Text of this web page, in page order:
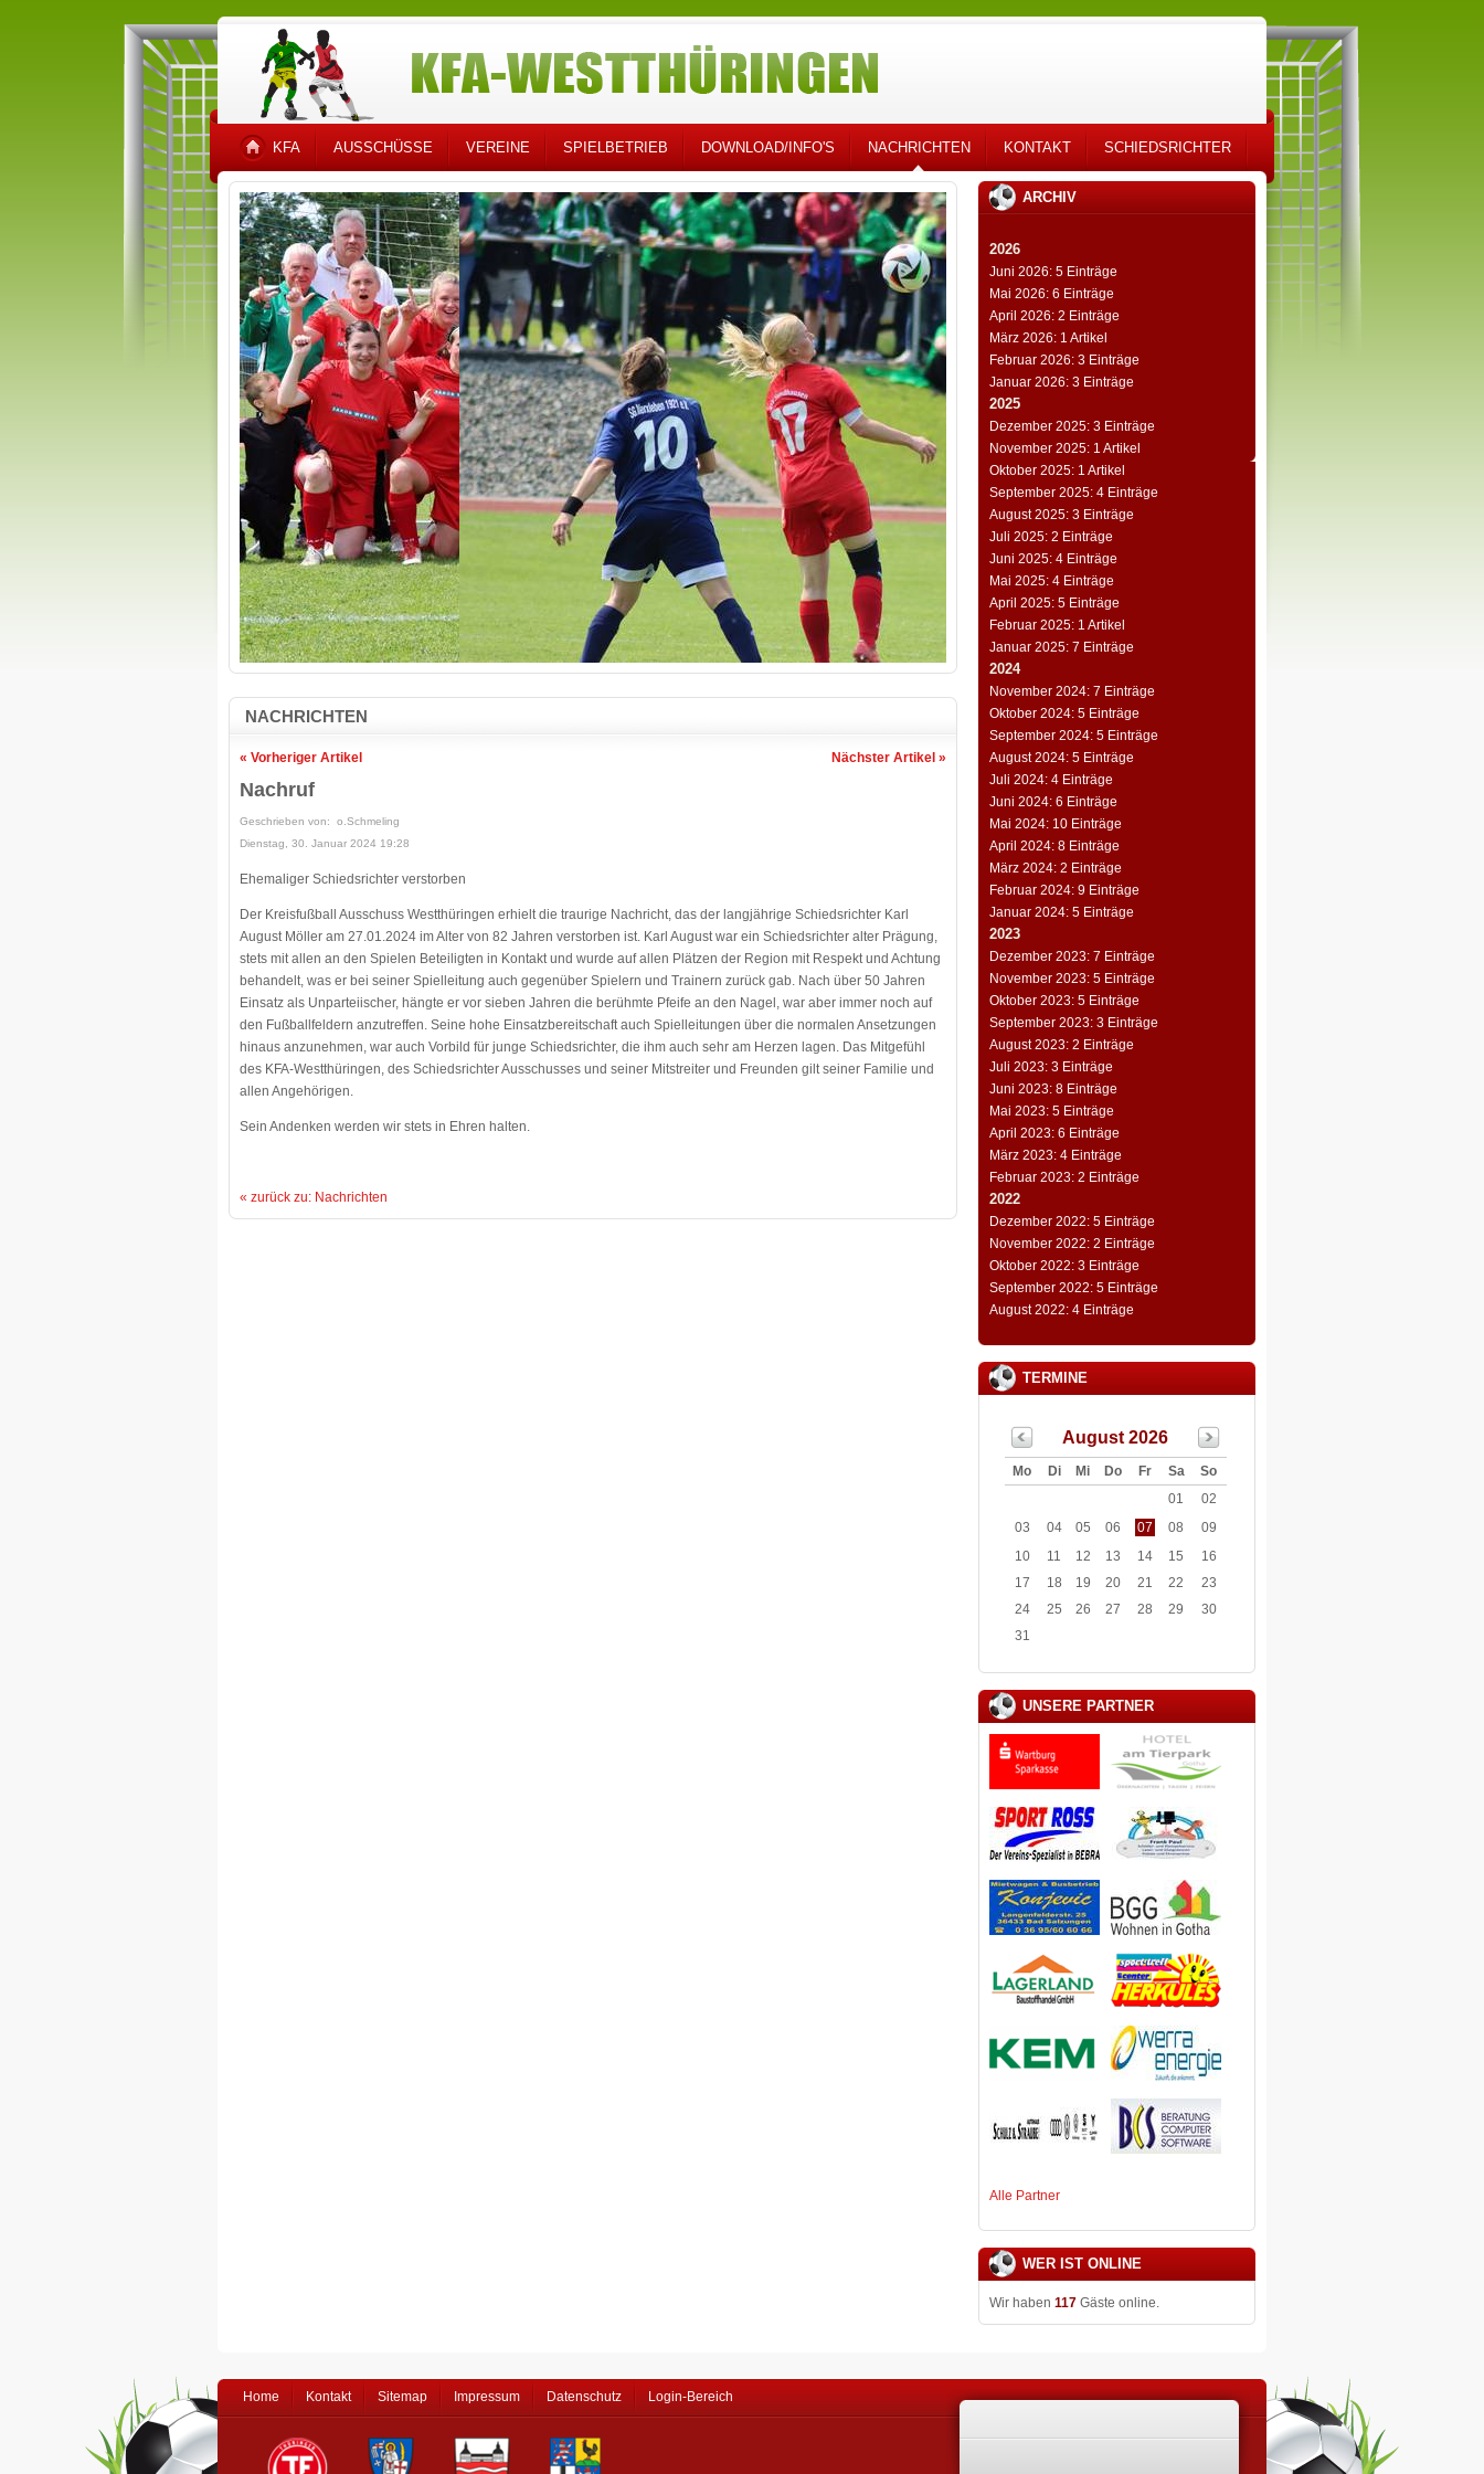
KFA AUSSCHÜSSE VEREINE SPIELBETRIEB DOWNLOAD/INFO'S NACHRICHTEN KONTAKT SCHIEDSRICHTER
NACHRICHTEN
Nächster Artikel »
« Vorheriger Artikel
Nachruf
Geschrieben von: o.Schmeling
Dienstag, 30. Januar 2024 19:28
Ehemaliger Schiedsrichter verstorben
Der Kreisfußball Ausschuss Westthüringen erhielt die traurige Nachricht, das der langjährige Schiedsrichter Karl
August Möller am 27.01.2024 im Alter von 82 Jahren verstorben ist. Karl August war ein Schiedsrichter alter Prägung,
stets mit allen an den Spielen Beteiligten in Kontakt und wurde auf allen Plätzen der Region mit Respekt und Achtung
behandelt, was er bei seiner Spielleitung auch gegenüber Spielern und Trainern zurück gab. Nach über 50 Jahren
Einsatz als Unparteiischer, hängte er vor sieben Jahren die berühmte Pfeife an den Nagel, war aber immer noch auf
den Fußballfeldern anzutreffen. Seine hohe Einsatzbereitschaft auch Spielleitungen über die normalen Ansetzungen
hinaus anzunehmen, war auch Vorbild für junge Schiedsrichter, die ihm auch sehr am Herzen lagen. Das Mitgefühl
des KFA-Westthüringen, des Schiedsrichter Ausschusses und seiner Mitstreiter und Freunden gilt seiner Familie und
allen Angehörigen.
Sein Andenken werden wir stets in Ehren halten.
« zurück zu: Nachrichten
ARCHIV
2026
Juni 2026: 5 Einträge
Mai 2026: 6 Einträge
April 2026: 2 Einträge
März 2026: 1 Artikel
Februar 2026: 3 Einträge
Januar 2026: 3 Einträge
2025
Dezember 2025: 3 Einträge
November 2025: 1 Artikel
Oktober 2025: 1 Artikel
September 2025: 4 Einträge
August 2025: 3 Einträge
Juli 2025: 2 Einträge
Juni 2025: 4 Einträge
Mai 2025: 4 Einträge
April 2025: 5 Einträge
Februar 2025: 1 Artikel
Januar 2025: 7 Einträge
2024
November 2024: 7 Einträge
Oktober 2024: 5 Einträge
September 2024: 5 Einträge
August 2024: 5 Einträge
Juli 2024: 4 Einträge
Juni 2024: 6 Einträge
Mai 2024: 10 Einträge
April 2024: 8 Einträge
März 2024: 2 Einträge
Februar 2024: 9 Einträge
Januar 2024: 5 Einträge
2023
Dezember 2023: 7 Einträge
November 2023: 5 Einträge
Oktober 2023: 5 Einträge
September 2023: 3 Einträge
August 2023: 2 Einträge
Juli 2023: 3 Einträge
Juni 2023: 8 Einträge
Mai 2023: 5 Einträge
April 2023: 6 Einträge
März 2023: 4 Einträge
Februar 2023: 2 Einträge
2022
Dezember 2022: 5 Einträge
November 2022: 2 Einträge
Oktober 2022: 3 Einträge
September 2022: 5 Einträge
August 2022: 4 Einträge
TERMINE
August 2026
Mo Di Mi Do Fr Sa
So
01
02
03
04 05 06 07 08
09
10
11 12 13 14 15
16
17
18 19 20 21 22
23
24
25 26 27 28 29
30
31
UNSERE PARTNER
Alle Partner
WER IST ONLINE
Wir haben 117Gäste online.
Home Kontakt Sitemap Impressum Datenschutz Login-Bereich